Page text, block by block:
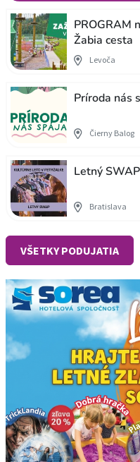
PROGRAM
Žabia cesta
Levoča
Príroda nás
Čierny Balog
Letný SWAP
Bratislava
VŠETKY PODUJATIA